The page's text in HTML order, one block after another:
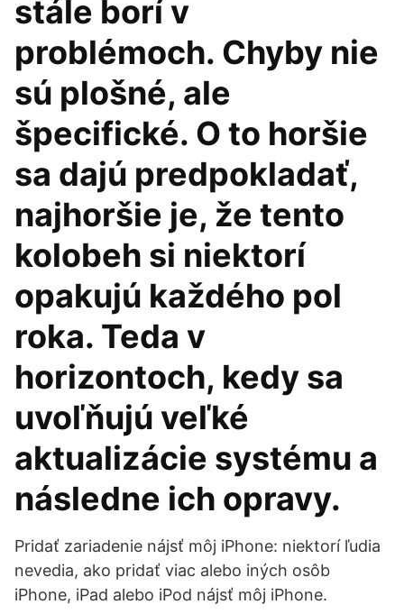
stále borí v
problémoch. Chyby nie
sú plošné, ale
špecifické. O to horšie
sa dajú predpokladať,
najhoršie je, že tento
kolobeh si niektorí
opakujú každého pol
roka. Teda v
horizontoch, kedy sa
uvoľňujú veľké
aktualizácie systému a
následne ich opravy.
Pridať zariadenie nájsť môj iPhone: niektorí ľudia
nevedia, ako pridať viac alebo iných osôb
iPhone, iPad alebo iPod nájsť môj iPhone.